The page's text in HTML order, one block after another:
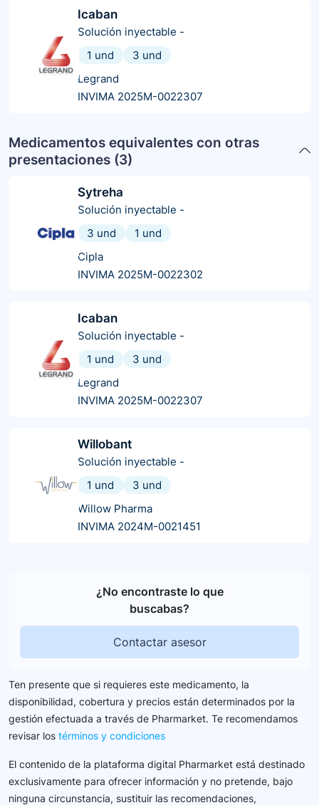
Icaban
Solución inyectable -
1 und
3 und
Legrand
INVIMA 2025M-0022307
Medicamentos equivalentes con otras
presentaciones (3)
Sytreha
Solución inyectable -
3 und
1 und
Cipla
INVIMA 2025M-0022302
Icaban
Solución inyectable -
1 und
3 und
Legrand
INVIMA 2025M-0022307
Willobant
Solución inyectable -
1 und
3 und
Willow Pharma
INVIMA 2024M-0021451
¿No encontraste lo que
buscabas?
Contactar asesor
Ten presente que si requieres este medicamento, la
disponibilidad, cobertura y precios están determinados por la
gestión efectuada a través de Pharmarket. Te recomendamos
revisar los términos y condiciones
El contenido de la plataforma digital Pharmarket está destinado
exclusivamente para ofrecer información y no pretende, bajo
ninguna circunstancia, sustituir las recomendaciones,